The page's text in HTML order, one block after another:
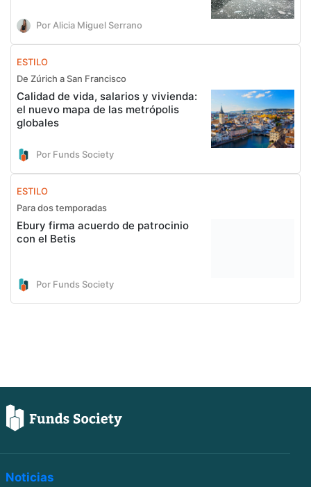
Por Alicia Miguel Serrano
ESTILO
De Zúrich a San Francisco
Calidad de vida, salarios y vivienda:
el nuevo mapa de las metrópolis
globales
Por Funds Society
ESTILO
Para dos temporadas
Ebury firma acuerdo de patrocinio
con el Betis
Por Funds Society
Noticias